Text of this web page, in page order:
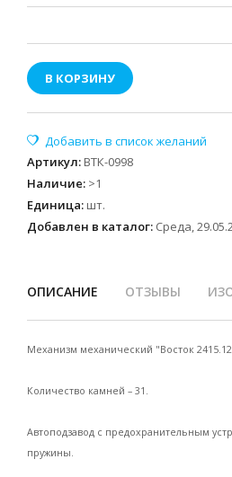
В КОРЗИНУ
Артикул: ВТК-0998
Наличие: >1
Единица: шт.
Добавлен в каталог: Среда,
ОПИСАНИЕ ОТЗЫВЫ
Механизм механический "Восток
Количество камней – 31.
Автоподзавод с предохранительным
пружины.